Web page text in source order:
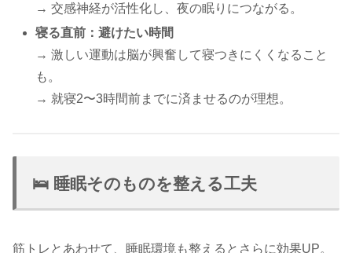
→ 交感神経が活性化し、夜の眠りにつながる。
寝る直前：避けたい時間
→ 激しい運動は脳が興奮して寝つきにくくなること
も。
→ 就寝2〜3時間前までに済ませるのが理想。
🛌 睡眠そのものを整える工夫
筋トレとあわせて、睡眠環境も整えるとさらに効果UP。